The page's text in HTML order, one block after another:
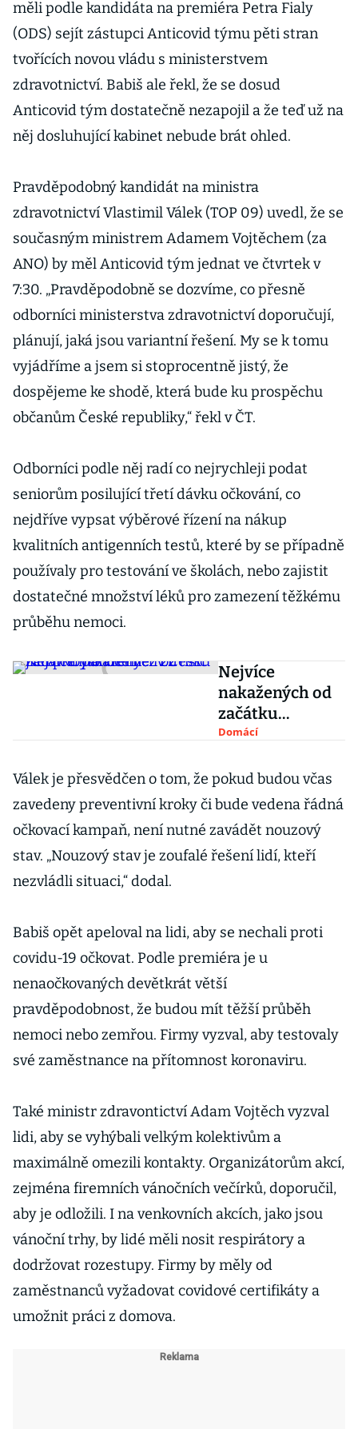
měli podle kandidáta na premiéra Petra Fialy
(ODS) sejít zástupci Anticovid týmu pěti stran
tvořících novou vládu s ministerstvem
zdravotnictví. Babiš ale řekl, že se dosud
Anticovid tým dostatečně nezapojil a že teď už na
něj dosluhující kabinet nebude brát ohled.
Pravděpodobný kandidát na ministra
zdravotnictví Vlastimil Válek (TOP 09) uvedl, že se
současným ministrem Adamem Vojtěchem (za
ANO) by měl Anticovid tým jednat ve čtvrtek v
7:30. „Pravděpodobně se dozvíme, co přesně
odborníci ministerstva zdravotnictví doporučují,
plánují, jaká jsou variantní řešení. My se k tomu
vyjádříme a jsem si stoprocentně jistý, že
dospějeme ke shodě, která bude ku prospěchu
občanům České republiky,“ řekl v ČT.
Odborníci podle něj radí co nejrychleji podat
seniorům posilující třetí dávku očkování, co
nejdříve vypsat výběrové řízení na nákup
kvalitních antigenních testů, které by se případně
používaly pro testování ve školách, nebo zajistit
dostatečné množství léků pro zamezení těžkému
průběhu nemoci.
Nejvíce
nakažených od
začátku
pandemie. V
přibylo více než
22 tisíc
Domácí
Válek je přesvědčen o tom, že pokud budou včas
zavedeny preventivní kroky či bude vedena řádná
očkovací kampaň, není nutné zavádět nouzový
stav. „Nouzový stav je zoufalé řešení lidí, kteří
nezvládli situaci,“ dodal.
Babiš opět apeloval na lidi, aby se nechali proti
covidu-19 očkovat. Podle premiéra je u
nenaočkovaných devětkrát větší
pravděpodobnost, že budou mít těžší průběh
nemoci nebo zemřou. Firmy vyzval, aby testovaly
své zaměstnance na přítomnost koronaviru.
Také ministr zdravontictví Adam Vojtěch vyzval
lidi, aby se vyhýbali velkým kolektivům a
maximálně omezili kontakty. Organizátorům akcí,
zejména firemních vánočních večírků, doporučil,
aby je odložili. I na venkovních akcích, jako jsou
vánoční trhy, by lidé měli nosit respirátory a
dodržovat rozestupy. Firmy by měly od
zaměstnanců vyžadovat covidové certifikáty a
umožnit práci z domova.